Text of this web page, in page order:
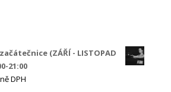
(ZÁŘÍ - LISTOPAD
21:00
DPH